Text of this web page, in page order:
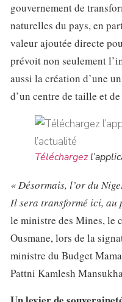
gouvernement de
naturelles du pays, en
valeur ajoutée directe
prévoit non seulement
aussi la création d’une
d’un centre de taille et
Téléchargez
« Désormais, l’or du
Il sera transformé ici, au
le ministre des Mines, le
Ousmane, lors de la
ministre du Budget
Pattni Kamlesh